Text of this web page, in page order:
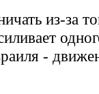
из-за
-